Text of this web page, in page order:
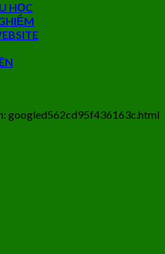
HỌC
googled562cd95f436163c.html